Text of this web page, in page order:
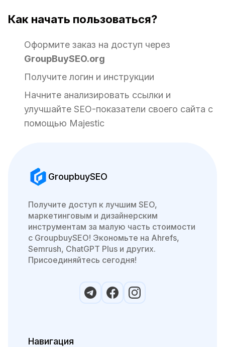
Как начать пользоваться?
Оформите заказ на доступ через
GroupBuySEO.org
Получите логин и инструкции
Начните анализировать ссылки и
улучшайте SEO-показатели своего сайта с
помощью Majestic
GroupbuySEO
Получите доступ к лучшим SEO,
маркетинговым и дизайнерским
инструментам за малую часть стоимости
с GroupbuySEO! Экономьте на Ahrefs,
Semrush, ChatGPT Plus и других.
Присоединяйтесь сегодня!
Навигация